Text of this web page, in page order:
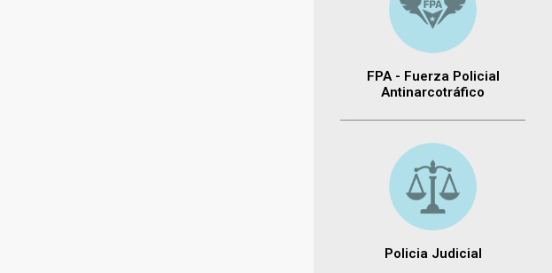
FPA - Fuerza Policial
Antinarcotráfico
Policia Judicial